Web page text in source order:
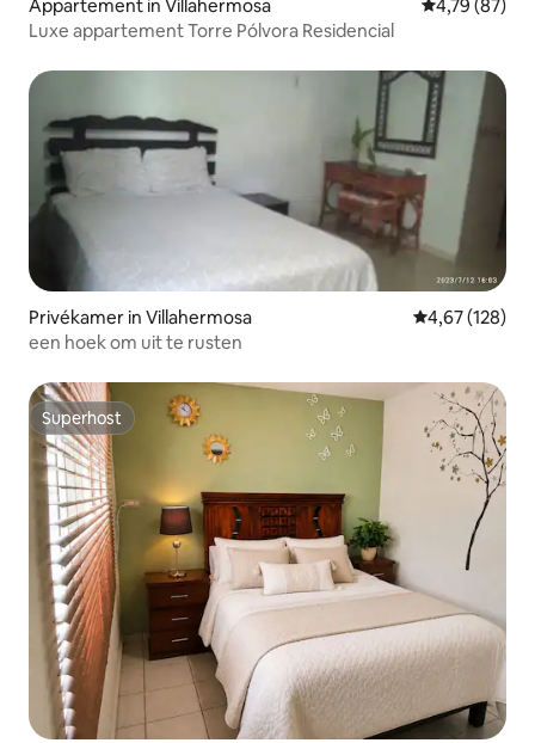
Appartement in Villahermosa Gemiddelde
4,79 (87)
Luxe appartement Torre Pólvora Residencial
Privékamer in Villahermosa Gemiddelde
4,67 (128)
een hoek om uit te rusten
Superhost
Superhost